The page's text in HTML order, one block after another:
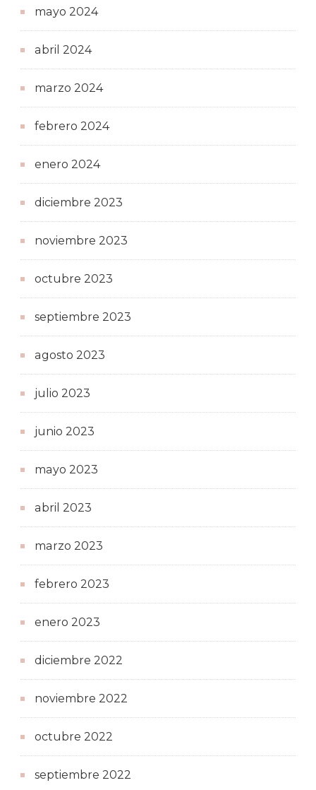
mayo 2024
abril 2024
marzo 2024
febrero 2024
enero 2024
diciembre 2023
noviembre 2023
octubre 2023
septiembre 2023
agosto 2023
julio 2023
junio 2023
mayo 2023
abril 2023
marzo 2023
febrero 2023
enero 2023
diciembre 2022
noviembre 2022
octubre 2022
septiembre 2022